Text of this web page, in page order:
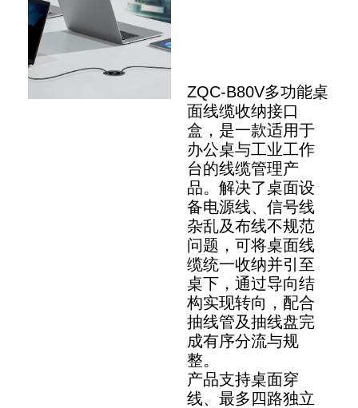
ZQC‑B80V多功能桌
面线缆收纳接口
盒，是一款适用于
办公桌与工业工作
台的线缆管理产
品。解决了桌面设
备电源线、信号线
杂乱及布线不规范
问题，可将桌面线
缆统一收纳并引至
桌下，通过导向结
构实现转向，配合
抽线管及抽线盘完
成有序分流与规
整。
产品支持桌面穿
线、最多四路独立